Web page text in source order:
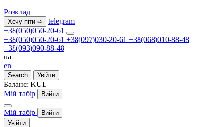
Розклад
Хочу піти ➪
telegram
+38(050)050-20-61
+38(050)050-20-61 +38(097)030-20-61 +38(068)010-88-48
+38(093)090-88-48
ua
en
Search Увійти
Баланс: KUL
Мій табір
Вийти
Мій табір
Вийти
Увійти